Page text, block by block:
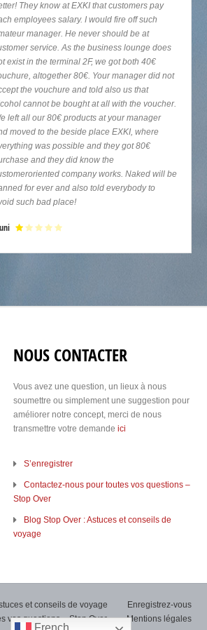
They know at EXKI that customers pay
employees salary. I would fire off such
manager. He never should be at
service. As the business lounge does
exist in the terminal 2F, we got both 40€
altogether 80€. Your manager did not
the vouchure and told also us that
cannot be bought at all with the voucher.
left all our 80€ products at your manager
moved to the beside place EXKI, where
was possible and they got 80€
and they did know the
company works. Naked will be
for ever and also told everybody to
such bad place!
NOUS CONTACTER
Vous avez une question, un lieux à nous
soumettre ou simplement une suggestion pour
améliorer notre concept, merci de nous
transmettre votre demande ici
S’enregistrer
Contactez-nous pour toutes vos questions –
Stop Over
Blog Stop Over : Astuces et conseils de
voyage
et conseils de voyage
Enregistrez-vous
vos questions – Stop Over
Mentions légales